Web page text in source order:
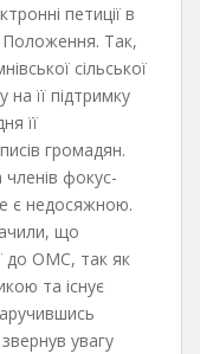
петиції в
Положення. Так,
сільської
її підтримку
її
громадян.
фокус-
є недосяжною.
що
до ОМС, так як
та існує
увагу